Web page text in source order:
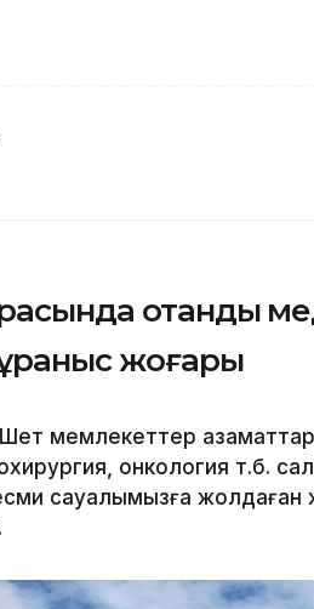
отандық
жоғары
мемлекеттер
онкология т.б.
сауалымызға жолдаған